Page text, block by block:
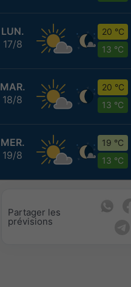
LUN.
17/8
20 °C
13 °C
MAR.
18/8
20 °C
13 °C
MER.
19/8
19 °C
13 °C
Partager les
prévisions